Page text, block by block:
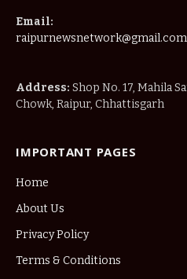
Email:
raipurnewsnetwork@gmail.com
Address: Shop No. 17, Mahila
Chowk, Raipur, Chhattisgarh
IMPORTANT PAGES
Home
About Us
Privacy Policy
Terms & Conditions